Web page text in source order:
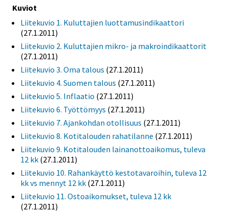
Kuviot
Liitekuvio 1. Kuluttajien luottamusindikaattori
(27.1.2011)
Liitekuvio 2. Kuluttajien mikro- ja makroindikaattorit
(27.1.2011)
Liitekuvio 3. Oma talous (27.1.2011)
Liitekuvio 4. Suomen talous (27.1.2011)
Liitekuvio 5. Inflaatio (27.1.2011)
Liitekuvio 6. Työttömyys (27.1.2011)
Liitekuvio 7. Ajankohdan otollisuus (27.1.2011)
Liitekuvio 8. Kotitalouden rahatilanne (27.1.2011)
Liitekuvio 9. Kotitalouden lainanottoaikomus, tuleva
12 kk (27.1.2011)
Liitekuvio 10. Rahankäyttö kestotavaroihin, tuleva 12
kk vs mennyt 12 kk (27.1.2011)
Liitekuvio 11. Ostoaikomukset, tuleva 12 kk
(27.1.2011)